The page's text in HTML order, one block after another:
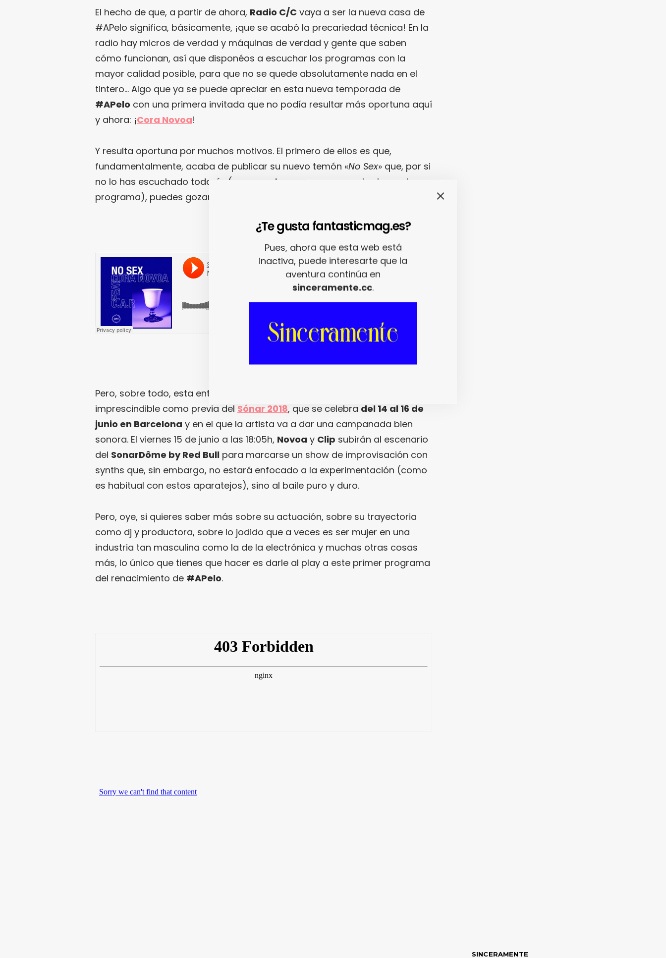
El hecho de que, a partir de ahora, Radio C/C vaya a ser la nueva casa de
#APelo significa, básicamente, ¡que se acabó la precariedad técnica! En la
radio hay micros de verdad y máquinas de verdad y gente que saben
cómo funcionan, así que disponéos a escuchar los programas con la
mayor calidad posible, para que no se quede absolutamente nada en el
tintero… Algo que ya se puede apreciar en esta nueva temporada de
#APelo con una primera invitada que no podía resultar más oportuna aquí
y ahora: ¡Cora Novoa!
Y resulta oportuna por muchos motivos. El primero de ellos es que,
fundamentalmente, acaba de publicar su nuevo temón «No Sex» que, por si
no lo has escuchado todavía (o no puedes esperar a escucharlo en el
programa), puedes gozarlo en el reproductor a continuación…
Pero, sobre todo, esta entrevista con
imprescindible como previa del Sónar 2018, que se celebra del 14 al 16 de
junio en Barcelona y en el que la artista va a dar una campanada bien
sonora. El viernes 15 de junio a las 18:05h, Novoa y Clip subirán al escenario
del SonarDôme by Red Bull para marcarse un show de improvisación con
synths que, sin embargo, no estará enfocado a la experimentación (como
es habitual con estos aparatejos), sino al baile puro y duro.
Pero, oye, si quieres saber más sobre su actuación, sobre su trayectoria
como dj y productora, sobre lo jodido que a veces es ser mujer en una
industria tan masculina como la de la electrónica y muchas otras cosas
más, lo único que tienes que hacer es darle al play a este primer programa
del renacimiento de #APelo.
SINCERAMENTE
¿Te gusta fantasticmag.es?
Pues, ahora que esta web está
inactiva, puede interesarte que la
aventura continúa en
sinceramente.cc.